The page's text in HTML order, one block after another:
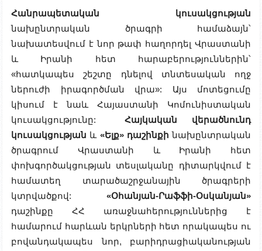
Հանրապետական կուսակցության
նախընտրական ծրագրի համաձայն՝
նախատեսվում է նոր թափ հաղորդել Վրաստանի
և Իրանի հետ հարաբերություններին՝
«հատկապես շեշտը դնելով տնտեսական ողջ
ներուժի իրագործման վրա»: Այս մոտեցումը
կիսում է նաև Հայաստանի Կոմունիստական
կուսակցությունը:Հայկական վերածնունդ
կուսակցության և «Ելք» դաշինքինախընտրական
ծրագրում Վրաստանի և Իրանի հետ
փոխգործակցության տեսլականը դիտարկվում է
համատեղ տարածաշրջանային ծրագրերի
կտրվածքով: «Օհանյան-Րաֆֆի-Օսկանյան»
դաշինքը ՀՀ առաջնահերություններից է
համարում հարևան երկրների հետ որակապես ու
բովանդակապես նոր, բարիդրացիականության